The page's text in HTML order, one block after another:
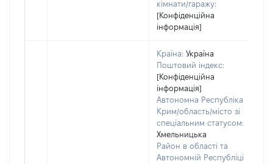
кімнати/гаражу:
[Конфіденційна
інформація]
Країна: Україна
Поштовий індекс:
[Конфіденційна
інформація]
Автономна Республіка
Крим/область/місто зі
спеціальним статусом:
Хмельницька
Район в області та
Автономній Республіці